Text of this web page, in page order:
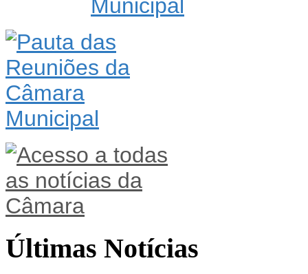
Últimas Notícias